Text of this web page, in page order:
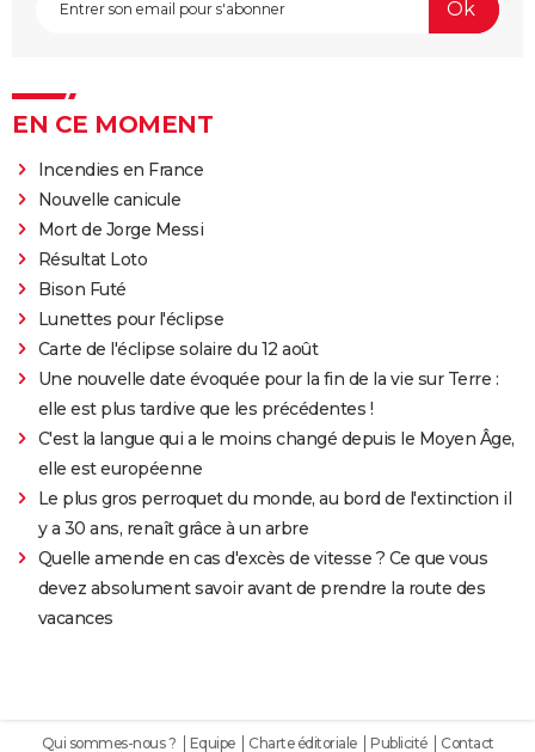
EN CE MOMENT
Incendies en France
Nouvelle canicule
Mort de Jorge Messi
Résultat Loto
Bison Futé
Lunettes pour l'éclipse
Carte de l'éclipse solaire du 12 août
Une nouvelle date évoquée pour la fin de la vie sur Terre :
elle est plus tardive que les précédentes !
C'est la langue qui a le moins changé depuis le Moyen Âge,
elle est européenne
Le plus gros perroquet du monde, au bord de l'extinction il
y a 30 ans, renaît grâce à un arbre
Quelle amende en cas d'excès de vitesse ? Ce que vous
devez absolument savoir avant de prendre la route des
vacances
Qui sommes-nous ? Equipe Charte éditoriale Publicité Contact